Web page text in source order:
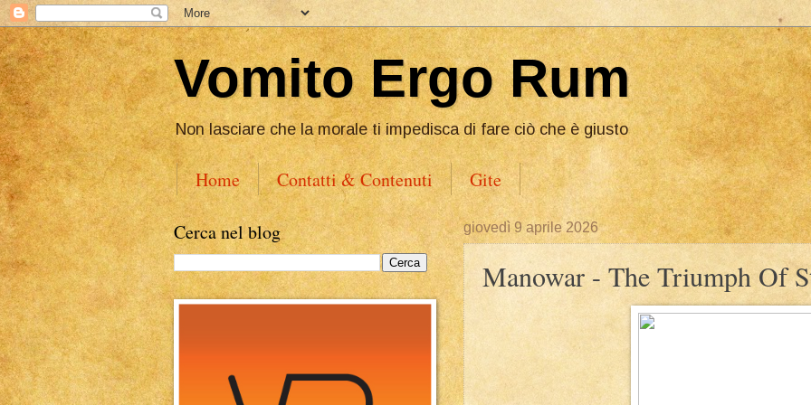
Vomito Ergo Rum
Non lasciare che la morale ti impedisca di fare ciò che è giusto
Home Contatti & Contenuti Gite
giovedì 9 aprile 2026
Manowar - The Triumph Of
Cerca nel blog